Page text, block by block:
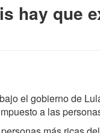
hay que
el gobierno de
a las